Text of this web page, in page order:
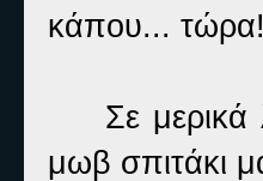
κάπου... τώρα!
Σε
μωβ σπιτάκι